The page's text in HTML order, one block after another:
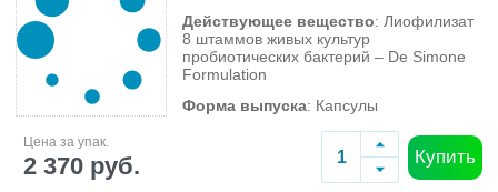
Действующее вещество: Лиофилизат
8 штаммов живых культур
пробиотических бактерий – De Simone
Formulation
Форма выпуска: Капсулы
Цена за упак.
2 370 руб. Купить